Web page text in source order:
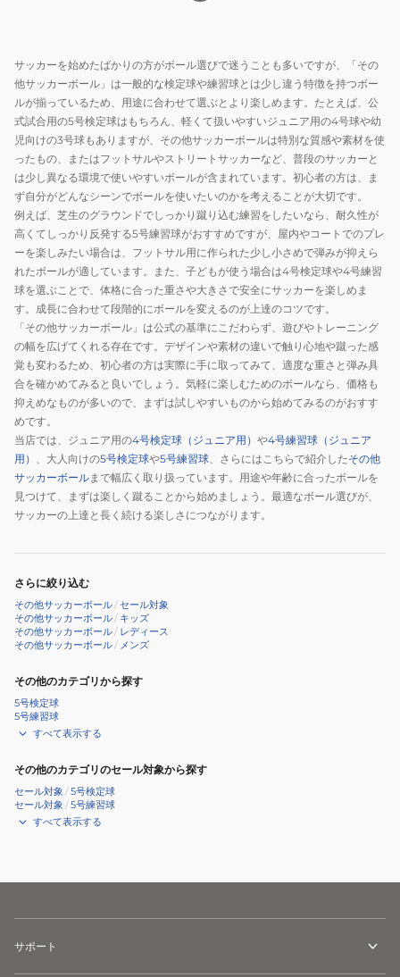
タ
ー
シ
テ
ィ
FC
カ
ル
チ
ャ
ー
ミ
ニ
ボ
ー
ル
サッカーを始めたばかりの方がボール選びで迷うことも多いですが、「その
他サッカーボール」は一般的な検定球や練習球とは少し違う特徴を持つボー
ルが揃っているため、用途に合わせて選ぶとより楽しめます。たとえば、公
式試合用の5号検定球はもちろん、軽くて扱いやすいジュニア用の4号球や幼
児向けの3号球もありますが、その他サッカーボールは特別な質感や素材を使
ったもの、またはフットサルやストリートサッカーなど、普段のサッカーと
は少し異なる環境で使いやすいボールが含まれています。初心者の方は、ま
ず自分がどんなシーンでボールを使いたいのかを考えることが大切です。
例えば、芝生のグラウンドでしっかり蹴り込む練習をしたいなら、耐久性が
高くてしっかり反発する5号練習球がおすすめですが、屋内やコートでのプレ
ーを楽しみたい場合は、フットサル用に作られた少し小さめで弾みが抑えら
れたボールが適しています。また、子どもが使う場合は4号検定球や4号練習
球を選ぶことで、体格に合った重さや大きさで安全にサッカーを楽しめま
す。成長に合わせて段階的にボールを変えるのが上達のコツです。
「その他サッカーボール」は公式の基準にこだわらず、遊びやトレーニング
の幅を広げてくれる存在です。デザインや素材の違いで触り心地や蹴った感
覚も変わるため、初心者の方は実際に手に取ってみて、適度な重さと弾み具
合を確かめてみると良いでしょう。気軽に楽しむためのボールなら、価格も
抑えめなものが多いので、まずは試しやすいものから始めてみるのがおすす
めです。
当店では、ジュニア用の4号検定球（ジュニア用） や4号練習球（ジュニア
用） 、大人向けの5号検定球や5号練習球、さらにはこちらで紹介したその他
サッカーボールまで幅広く取り扱っています。用途や年齢に合ったボールを
見つけて、まずは楽しく蹴ることから始めましょう。最適なボール選びが、
サッカーの上達と長く続ける楽しさにつながります。
さらに絞り込む
その他サッカーボール/セール対象
その他サッカーボール/ キッズ
その他サッカーボール/ レディース
その他サッカーボール/ メンズ
その他のカテゴリから探す
5号検定球
5号練習球
すべて表示する
その他のカテゴリのセール対象から探す
セール対象 /5号検定球
セール対象 /5号練習球
すべて表示する
サポート